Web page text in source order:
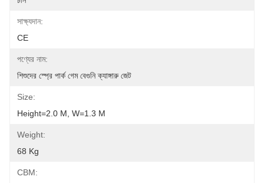
সাক্ষ্যদান:
CE
পণ্যের নাম:
শিশুদের স্প্রে পার্ক গেম বেগুনি ক্যাঙ্গারু জেট
Size:
Height=2.0 M, W=1.3 M
Weight:
68 Kg
CBM: